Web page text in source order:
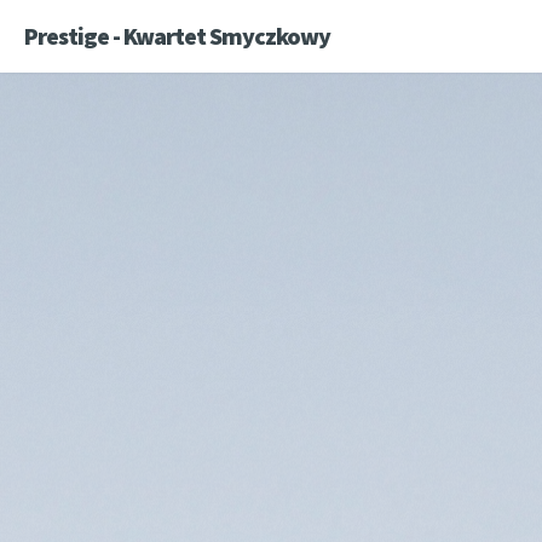
Prestige - Kwartet Smyczkowy